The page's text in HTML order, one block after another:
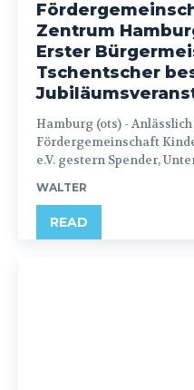
Zentrum
Erster
Tschentscher
Hamburg (ots) - Anlässlich ihres 50. Jubiläums lud die
Fördergemeinschaft
e.V. gestern Spender,
WALTER
READ